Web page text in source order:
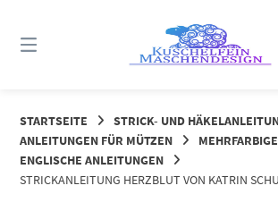
Inhalt
STARTSEITE
STRICK- UND
ANLEITUNGEN FÜR MÜTZEN
ENGLISCHE ANLEITUNGEN
STRICKANLEITUNG HERZBLUT VON KATRIN